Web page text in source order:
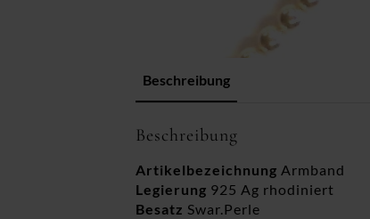
Beschreibung
Beschreibung
Artikelbezeichnung Armband
Legierung 925 Ag rhodiniert
Besatz Swar.Perle